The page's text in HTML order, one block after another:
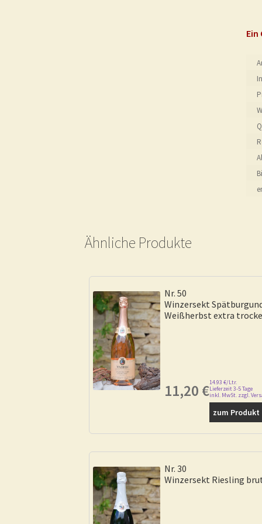
Ähnliche Produkte
Nr. 50
Winzersekt
Weißherbst extra
14.93 €/Ltr.
Lieferzeit 3-5 Tage
inkl. MwSt. zzgl.
11,20 €
zum Produkt
Nr. 30
Winzersekt Riesling